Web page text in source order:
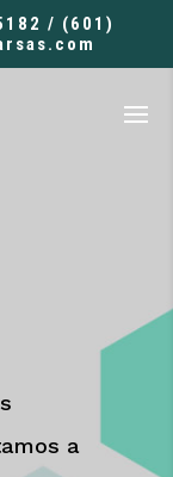
/ (601)
a